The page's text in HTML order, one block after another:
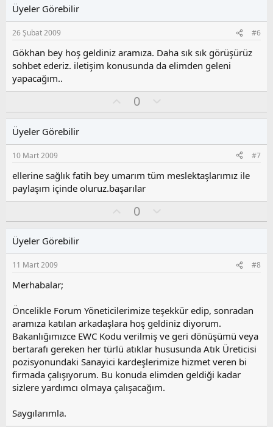
s
u
z
o
l
Üyeler Görebilir
26 Şubat 2009 #6
Gökhan bey hoş geldiniz aramıza. Daha sık sık görüşürüz
sohbet ederiz. iletişim konusunda da elimden geleni
yapacağım..
y
0
l
s
u
z
y
a
Üyeler Görebilir
10 Mart 2009 #7
ellerine sağlık fatih bey umarım tüm meslektaşlarımız ile
paylaşım içinde oluruz.başarılar
y
0
l
s
u
y
l
a
Üyeler Görebilir
11 Mart 2009 #8
Merhabalar;
Öncelikle Forum Yöneticilerimize teşekkür edip, sonradan
aramıza katılan arkadaşlara hoş geldiniz diyorum.
Bakanlığımızce EWC Kodu verilmiş ve geri dönüşümü veya
bertarafı gereken her türlü atıklar hususunda Atık Üreticisi
pozisyonundaki Sanayici kardeşlerimize hizmet veren bi
firmada çalışıyorum. Bu konuda elimden geldiği kadar
sizlere yardımcı olmaya çalışacağım.
Saygılarımla.